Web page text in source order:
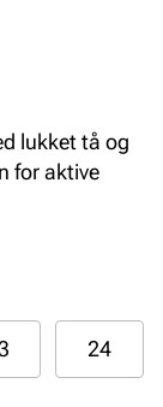
lukket tå og
for aktive
24